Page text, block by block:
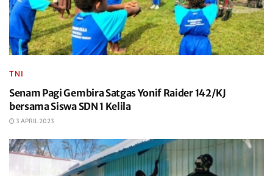
TNI
Senam Pagi Gembira Satgas Yonif Raider 142/KJ
bersama Siswa SDN 1 Kelila
3 APRIL 2023